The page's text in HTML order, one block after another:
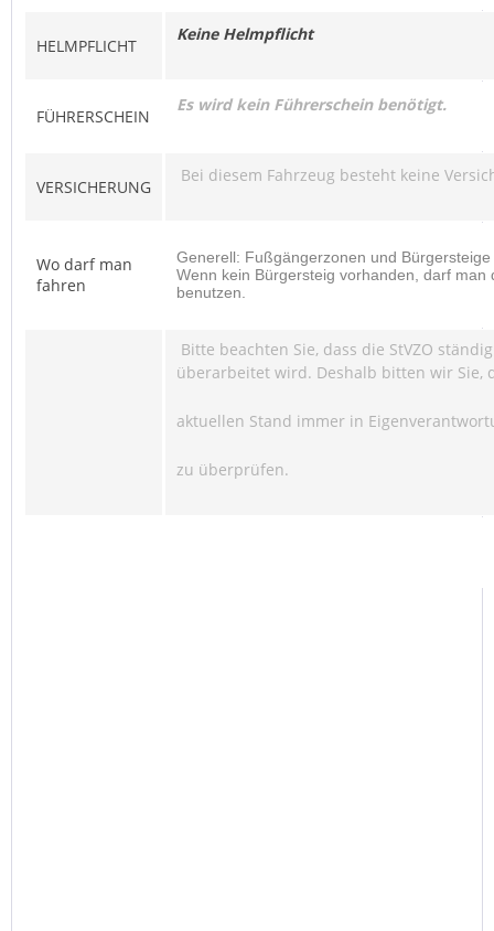
HELMPFLICHT
Keine Helmpflicht
FÜHRERSCHEIN
Es wird kein Führerschein benötigt.
VERSICHERUNG
Bei diesem Fahrzeug besteht keine
Wo darf man
fahren
Generell: Fußgängerzonen und Bürgersteige
Wenn kein Bürgersteig vorhanden, darf
benutzen.
Bitte beachten Sie, dass die StVZO ständig
überarbeitet wird. Deshalb bitten wir Sie,
aktuellen Stand immer in
zu überprüfen.